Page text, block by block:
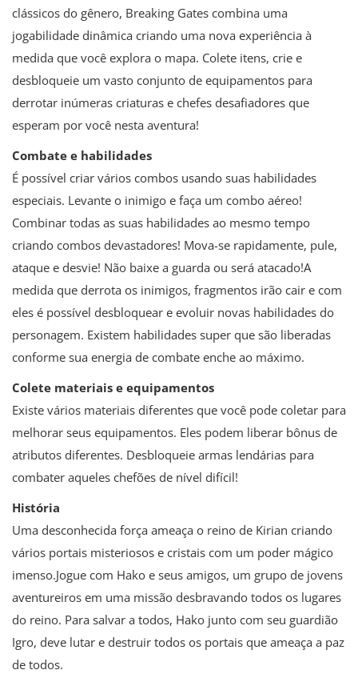
clássicos do gênero, Breaking Gates combina uma
jogabilidade dinâmica criando uma nova experiência à
medida que você explora o mapa. Colete itens, crie e
desbloqueie um vasto conjunto de equipamentos para
derrotar inúmeras criaturas e chefes desafiadores que
esperam por você nesta aventura!
Combate e habilidades
É possível criar vários combos usando suas habilidades
especiais. Levante o inimigo e faça um combo aéreo!
Combinar todas as suas habilidades ao mesmo tempo
criando combos devastadores! Mova-se rapidamente, pule,
ataque e desvie! Não baixe a guarda ou será atacado!A
medida que derrota os inimigos, fragmentos irão cair e com
eles é possível desbloquear e evoluir novas habilidades do
personagem. Existem habilidades super que são liberadas
conforme sua energia de combate enche ao máximo.
Colete materiais e equipamentos
Existe vários materiais diferentes que você pode coletar para
melhorar seus equipamentos. Eles podem liberar bônus de
atributos diferentes. Desbloqueie armas lendárias para
combater aqueles chefões de nível difícil!
História
Uma desconhecida força ameaça o reino de Kirian criando
vários portais misteriosos e cristais com um poder mágico
imenso.Jogue com Hako e seus amigos, um grupo de jovens
aventureiros em uma missão desbravando todos os lugares
do reino. Para salvar a todos, Hako junto com seu guardião
Igro, deve lutar e destruir todos os portais que ameaça a paz
de todos.